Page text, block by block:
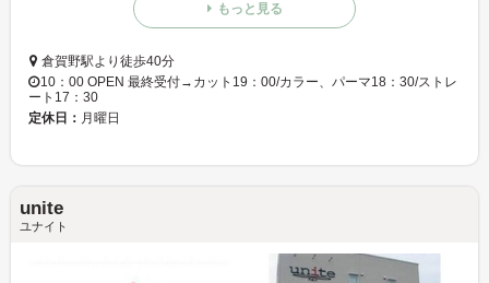
もっと見る
倉賀野駅より徒歩40分
10：00 OPEN 最終受付→カット19：00/カラー、パーマ18：30/ストレ
ート17：30
定休日： 月曜日
unite
ユナイト